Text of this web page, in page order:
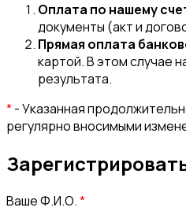
Оплата по нашему
документы (акт и
Прямая оплата
картой. В этом случае
результата.
*- Указанная
регулярно вносимыми
Ваше Ф.И.О.*